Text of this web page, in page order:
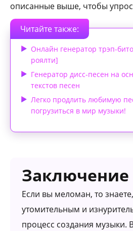
описанные выше, чтобы
Читайте также:
Онлайн генератор трэп-
роялти]
Генератор дисс-песен на
текстов песен
Легко продлить любимую
погрузиться в мир музыки!
Заключение
Если вы меломан, то
утомительным и
процесс создания музыки.